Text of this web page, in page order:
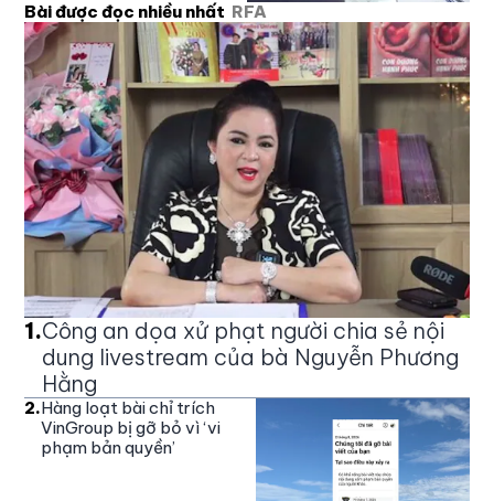
Bài được đọc nhiều nhất RFA
1.Công an dọa xử phạt người chia sẻ nội
dung livestream của bà Nguyễn Phương
Hằng
2.Hàng loạt bài chỉ trích
VinGroup bị gỡ bỏ vì ‘vi
phạm bản quyền’